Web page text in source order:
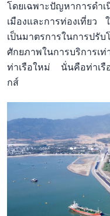
โดยเฉพาะปัญหาการดำ
เมืองและการท่องเที่ยว
เป็นมาตรการในการ
ศักยภาพในการบริการ
ท่าเรือใหม่ นั่นคือท่าเรื
กส์